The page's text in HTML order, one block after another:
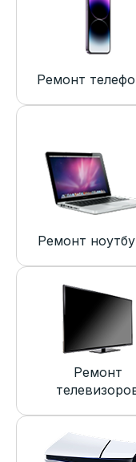
Ремонт
Ремонт
Ремонт